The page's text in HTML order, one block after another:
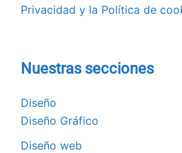
Privacidad y la Política de
Nuestras secciones
Diseño
Diseño Gráfico
Diseño web